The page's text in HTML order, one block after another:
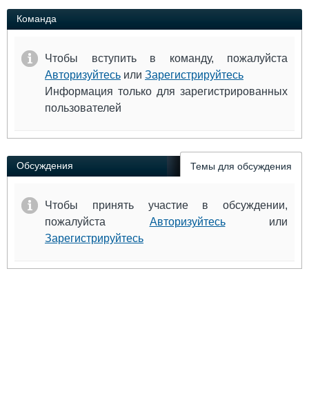
Команда
Чтобы вступить в команду, пожалуйста
Авторизуйтесь или Зарегистрируйтесь
Информация только для зарегистрированных
пользователей
Обсуждения Темы для обсуждения
Чтобы принять участие в обсуждении,
пожалуйста Авторизуйтесьили
Зарегистрируйтесь